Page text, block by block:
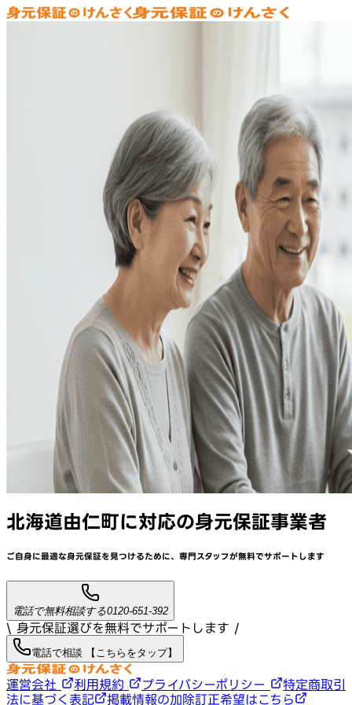
北海道由仁町に対応の身元保証事業者
ご自身に最適な身元保証を見つけるために、 専門スタッフが無料でサポートします
電話で無料相談する0120-651-392
\ 身元保証選びを無料でサポートします /
電話で相談 【こちらをタップ】
運営会社 利用規約 プライバシーポリシー
特定商取引
法に基づく表記
掲載情報の加除訂正希望はこちら